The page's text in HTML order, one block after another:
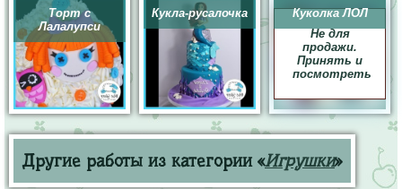
Торт с
Лалалупси
Кукла-русалочка
Куколка ЛОЛ
Не для
продажи.
Принять и
посмотреть
Другие работы из категории «Игрушки»